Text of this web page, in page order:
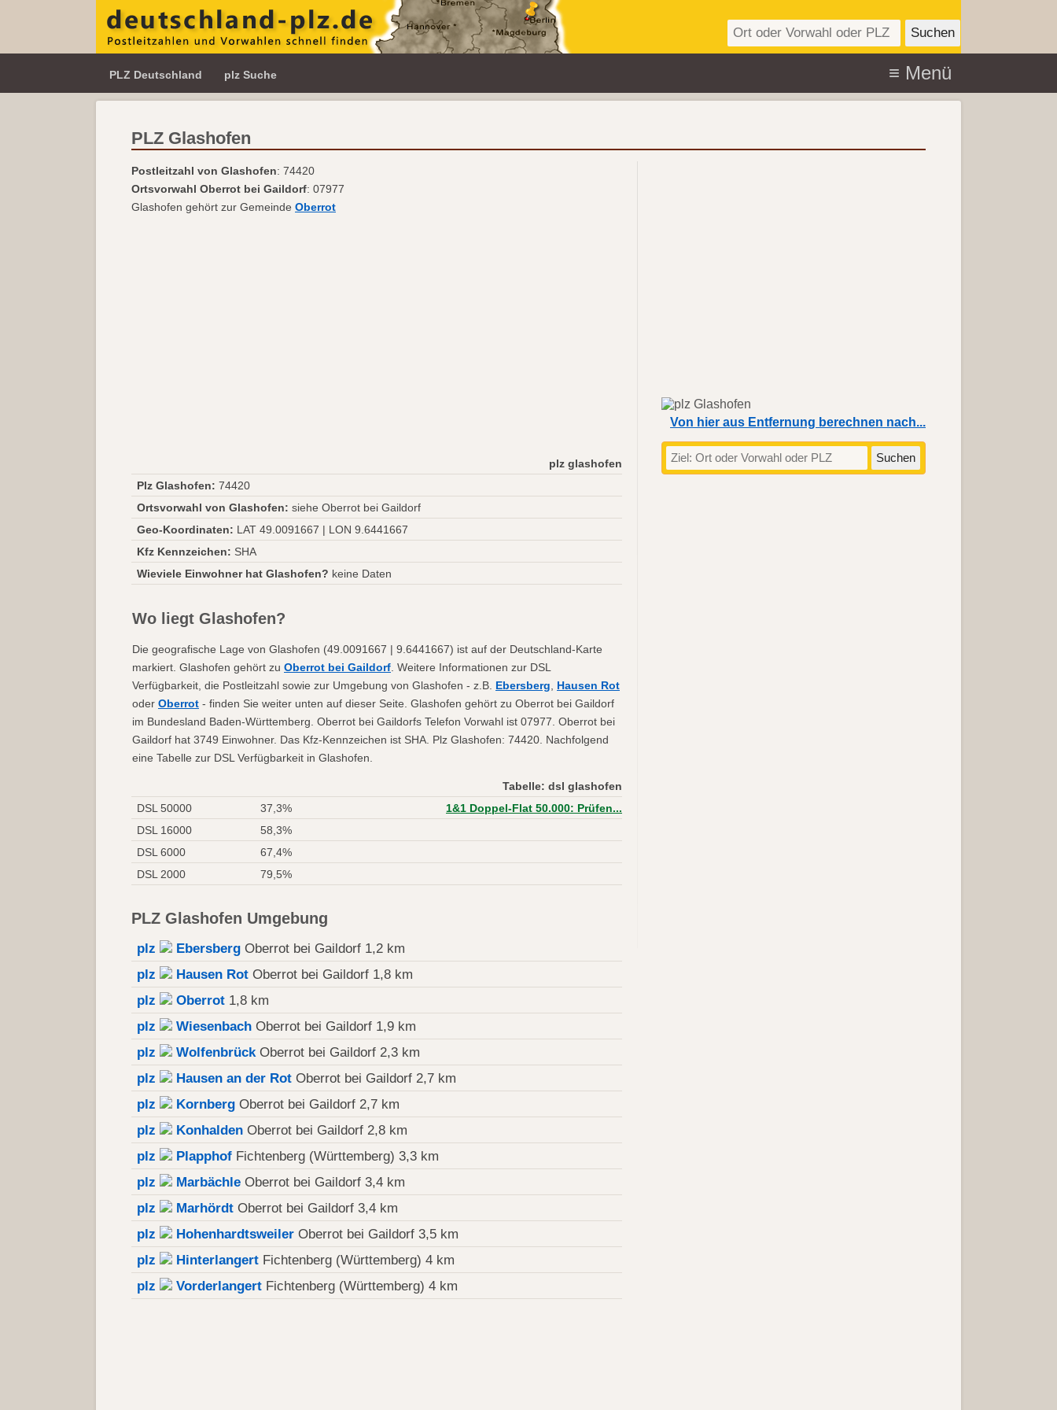
PLZ Deutschland plz Suche
PLZ Glashofen
Postleitzahl von Glashofen: 74420
Ortsvorwahl Oberrot bei Gaildorf: 07977
Glashofen gehört zur Gemeinde Oberrot
plz glashofen
Plz Glashofen: 74420
Ortsvorwahl von Glashofen: siehe Oberrot bei Gaildorf
Geo-Koordinaten: LAT 49.0091667 | LON 9.6441667
Kfz Kennzeichen: SHA
Wieviele Einwohner hat Glashofen? keine Daten
Wo liegt Glashofen?
Die geografische Lage von Glashofen (49.0091667 | 9.6441667) ist auf der Deutschland-Karte
markiert. Glashofen gehört zu Oberrot bei Gaildorf . Weitere Informationen zur DSL
Verfügbarkeit, die Postleitzahl sowie zur Umgebung von Glashofen - z.B. Ebersberg
Hausen Rot
oder Oberrot - finden Sie weiter unten auf dieser Seite. Glashofen gehört zu Oberrot bei Gaildorf
im Bundesland Baden-Württemberg. Oberrot bei Gaildorfs Telefon Vorwahl ist 07977. Oberrot bei
Gaildorf hat 3749 Einwohner. Das Kfz-Kennzeichen ist SHA. Plz Glashofen: 74420. Nachfolgend
eine Tabelle zur DSL Verfügbarkeit in Glashofen.
Tabelle: dsl glashofen
DSL 50000
37,3%
1&1 Doppel-Flat 50.000: Prüfen...
DSL 16000
58,3%
DSL 6000
67,4%
DSL 2000
79,5%
PLZ Glashofen Umgebung
plz Ebersberg Oberrot bei Gaildorf 1,2 km
plz
Hausen Rot Oberrot bei Gaildorf 1,8 km
plz
Oberrot 1,8 km
plz
Wiesenbach Oberrot bei Gaildorf 1,9 km
plz
WolfenbrückOberrot bei Gaildorf 2,3 km
plz
Hausen an der Rot Oberrot bei Gaildorf 2,7 km
plz
Kornberg Oberrot bei Gaildorf 2,7 km
plz
Konhalden Oberrot bei Gaildorf 2,8 km
plz
Plapphof Fichtenberg (Württemberg) 3,3 km
plz
Marbächle Oberrot bei Gaildorf 3,4 km
plz
Marhördt Oberrot bei Gaildorf 3,4 km
plz
Hohenhardtsweiler Oberrot bei Gaildorf 3,5 km
plz
Hinterlangert Fichtenberg (Württemberg) 4 km
plz
Vorderlangert Fichtenberg (Württemberg) 4 km
Von hier aus Entfernung berechnen nach...